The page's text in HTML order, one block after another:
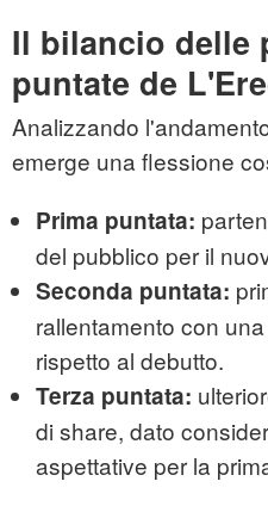
Il bilancio delle
puntate de
Analizzando
emerge una flessione
Prima puntata:
del pubblico per il
Seconda puntata:
rallentamento con
rispetto al debutto.
Terza puntata:
di share, dato
aspettative per la